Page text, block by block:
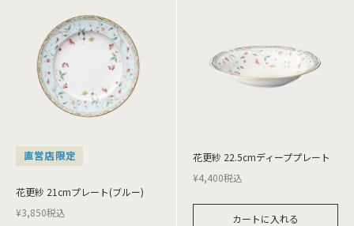
直営店限定
花更紗 21cmプレート(ブルー)
¥3,850税込
花更紗 22.5cmディーププレート
¥4,400税込
カートに入れる